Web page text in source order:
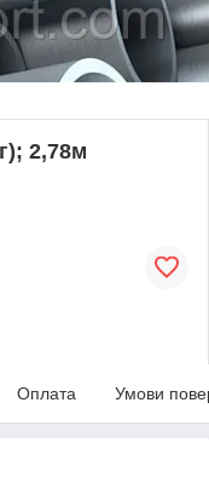
2,78м
Оплата Умови